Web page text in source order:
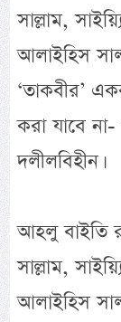
সাল্লাম,
আলাইহিস
‘তাকবীর’
করা যাবে
দলীলবিহীন।
আহলু বাইতি
সাল্লাম,
আলাইহিস